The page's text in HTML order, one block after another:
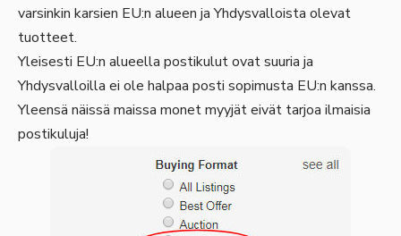
varsinkin karsien EU:n alueen ja Yhdysvalloista olevat
tuotteet.
Yleisesti EU:n alueella postikulut ovat suuria ja
Yhdysvalloilla ei ole halpaa posti sopimusta EU:n kanssa.
Yleensä näissä maissa monet myyjät eivät tarjoa ilmaisia
postikuluja!